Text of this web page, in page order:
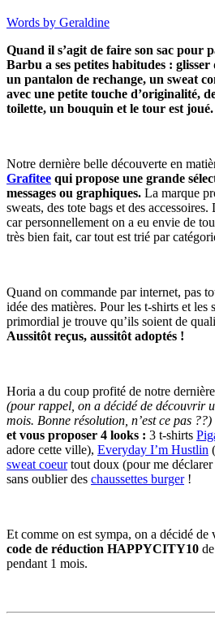
Words by Geraldine
Quand il s’agit de faire son sac pour
Barbu a ses petites habitudes : glisser
un pantalon de rechange, un sweat
avec une petite touche d’originalité,
toilette, un bouquin et le tour est joué.
Notre dernière belle découverte en
Grafitee qui propose une grande
messages ou graphiques. La marque
sweats, des tote bags et des
car personnellement on a eu envie de
très bien fait, car tout est trié par
Quand on commande par internet, pas
idée des matières. Pour les t-shirts et les
primordial je trouve qu’ils soient de
Aussitôt reçus, aussitôt adoptés !
Horia a du coup profité de notre
(pour rappel, on a décidé de découvrir
mois. Bonne résolution, n’est ce pas ??)
et vous proposer 4 looks : 3 t-shirts
adore cette ville), Everyday I’m Hustlin
sweat coeurtout doux (pour me
sans oublier des chaussettes burger!
Et comme on est sympa, on a décidé de
code de réduction HAPPYCITY10
pendant 1 mois.